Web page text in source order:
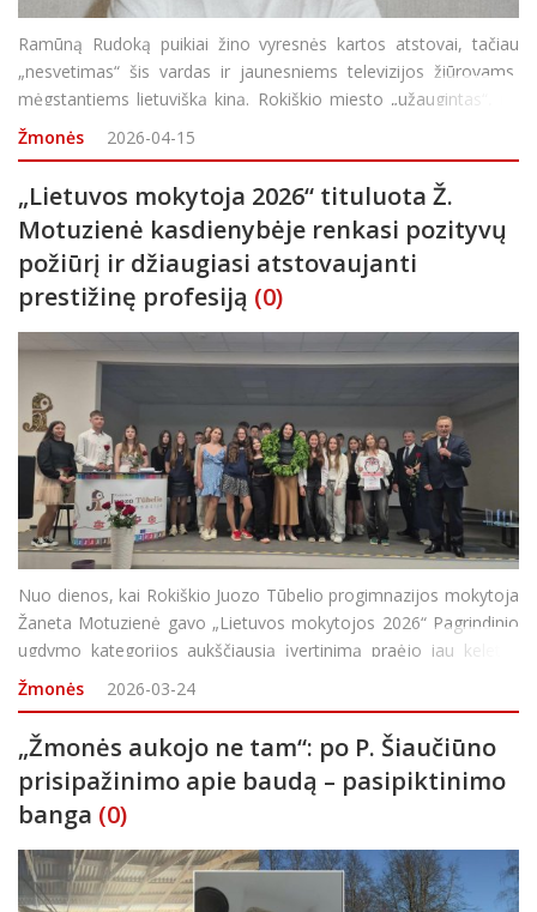
Ramūną Rudoką puikiai žino vyresnės kartos atstovai, tačiau
„nesvetimas“ šis vardas ir jaunesniems televizijos žiūrovams,
mėgstantiems lietuvišką kiną. Rokiškio miesto „užaugintas“, ne
vieną dešimtmetį garsus Lietuvos kino režisierius, aktorius, te
Žmonės 2026-04-15
„Lietuvos mokytoja 2026“ tituluota Ž.
Motuzienė kasdienybėje renkasi pozityvų
požiūrį ir džiaugiasi atstovaujanti
prestižinę profesiją (0)
Nuo dienos, kai Rokiškio Juozo Tūbelio progimnazijos mokytoja
Žaneta Motuzienė gavo „Lietuvos mokytojos 2026“ Pagrindinio
ugdymo kategorijos aukščiausią įvertinimą praėjo jau keletas
savaičių. Visgi būtent laikas, anot pedagogės, suteikia galimybę
gautą apdovanojimą įvertin
Žmonės 2026-03-24
„Žmonės aukojo ne tam“: po P. Šiaučiūno
prisipažinimo apie baudą – pasipiktinimo
banga (0)